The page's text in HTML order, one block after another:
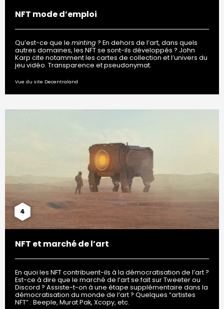
NFT mode d’emploi
Qu’est-ce que le minting ? En dehors de l’art, dans quels
autres domaines, les NFT se sont-ils développés ? John
Karp cite notamment les cartes de collection et l’univers du
jeu vidéo. Transparence et pseudonymat.
Vue du site Decentraland
4
NFT et marché de l’art
En quoi les NFT contribuent-ils à la démocratisation de l’art ?
Est-ce à dire que le marché de l’art se fait sur Tweeter ou
Discord ? Assiste-t-on à une étape supplémentaire dans la
démocratisation du monde de l’art ? Quelques “artistes
NFT” : Beeple, Murat Pak, Xcopy, etc.